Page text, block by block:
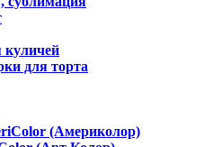
для торта
(Америколор)